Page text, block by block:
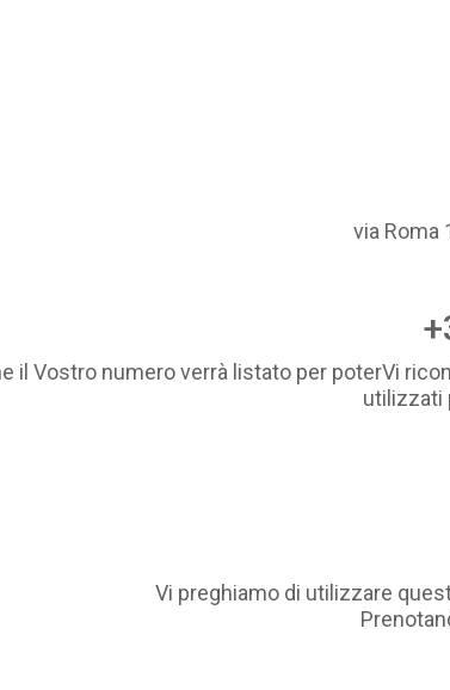
via Roma
il Vostro numero verrà listato per poterVi
utilizzati
Vi preghiamo di utilizzare